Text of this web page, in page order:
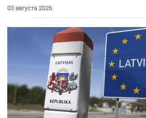
03 августа 2026